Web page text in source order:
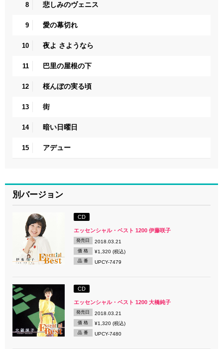
8 悲しみのヴェニス
9 愛の幕切れ
10 夜よ さようなら
11 巴里の屋根の下
12 桜んぼの実る頃
13 街
14 暗い日曜日
15 アデュー
別バージョン
CD
エッセンシャル・ベスト 1200 伊藤咲子
発売日 2018.03.21
価 格 ¥1,320 (税込)
品 番 UPCY-7479
CD
エッセンシャル・ベスト 1200 大橋純子
発売日 2018.03.21
価 格 ¥1,320 (税込)
品 番 UPCY-7480